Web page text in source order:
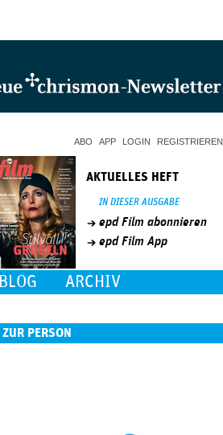
ABO APP LOGIN REGISTRIEREN
AKTUELLES HEFT
IN DIESER AUSGABE
epd Film abonnieren
epd Film App
BLOG ARCHIV
ZUR PERSON